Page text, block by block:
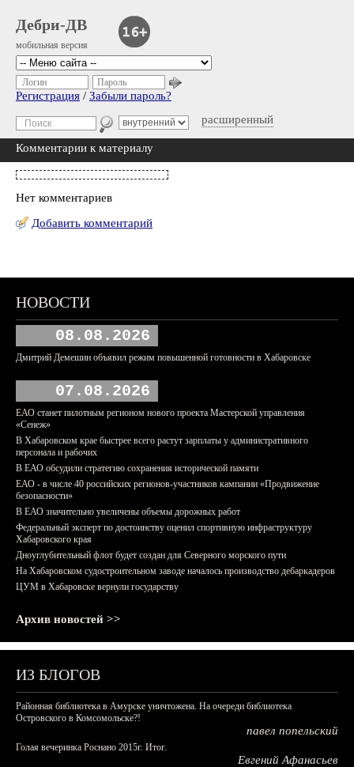
Дебри-ДВ
мобильная версия
расширенный
Логин Пароль
Регистрация / Забыли пароль?
Комментарии к материалу
Нет комментариев
Добавить комментарий
НОВОСТИ
08.08.2026
Дмитрий Демешин объявил режим повышенной готовности в Хабаровске
07.08.2026
ЕАО станет пилотным регионом нового проекта Мастерской управления
«Сенеж»
В Хабаровском крае быстрее всего растут зарплаты у административного
персонала и рабочих
В ЕАО обсудили стратегию сохранения исторической памяти
ЕАО - в числе 40 российских регионов-участников кампании «Продвижение
безопасности»
В ЕАО значительно увеличены объемы дорожных работ
Федеральный эксперт по достоинству оценил спортивную инфраструктуру
Хабаровского края
Дноуглубительный флот будет создан для Северного морского пути
На Хабаровском судостроительном заводе началось производство дебаркадеров
ЦУМ в Хабаровске вернули государству
Архив новостей >>
ИЗ БЛОГОВ
Районная библиотека в Амурске уничтожена. На очереди библиотека
Островского в Комсомольске?!
павел попельский
Голая вечеринка Роснано 2015г. Итог.
Евгений Афанасьев